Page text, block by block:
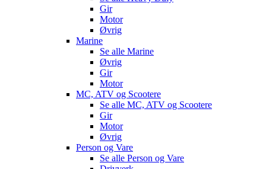
Gir
Motor
Øvrig
Marine
Se alle Marine
Øvrig
Gir
Motor
MC, ATV og Scootere
Se alle MC, ATV og Scootere
Gir
Motor
Øvrig
Person og Vare
Se alle Person og Vare